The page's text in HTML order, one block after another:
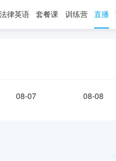
法律英语 套餐课 训练营 直播
08-07 08-08